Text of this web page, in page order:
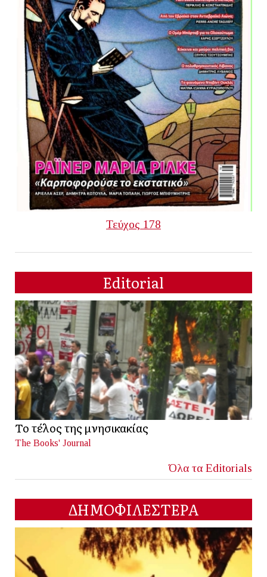
Τεύχος 178
Editorial
Το τέλος της μνησικακίας
The Books' Journal
Όλα τα Editorials
ΔΗΜΟΦΙΛΕΣΤΕΡΑ